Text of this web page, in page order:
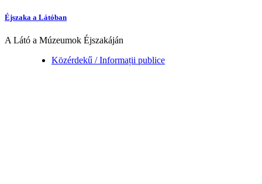
Éjszaka a Látóban
A Látó a Múzeumok Éjszakáján
Közérdekű / Informații publice